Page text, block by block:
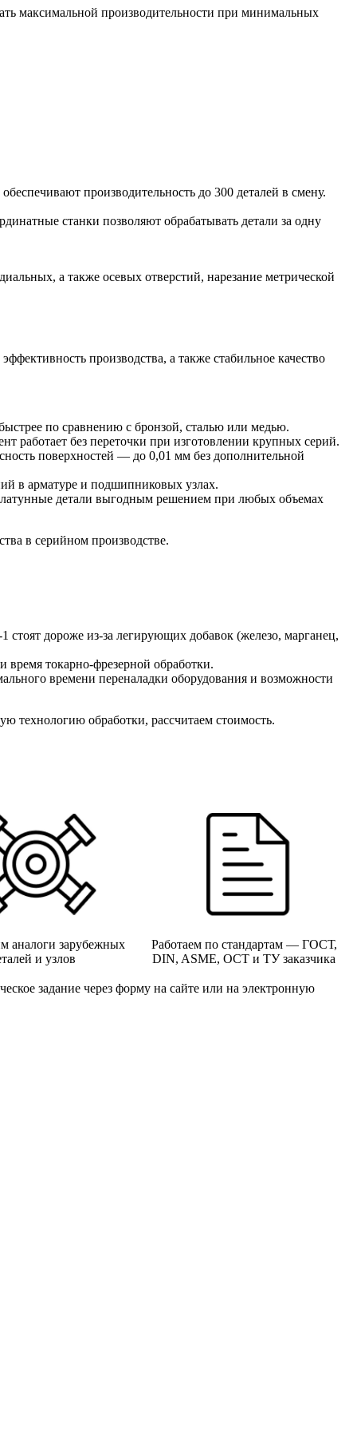
максимальной производительности при минимальных
производительность до 300 деталей в смену.
станки позволяют обрабатывать детали за одну
а также осевых отверстий, нарезание метрической
производства, а также стабильное качество
по сравнению с бронзой, сталью или медью.
работает без переточки при изготовлении крупных серий.
поверхностей — до 0,01 мм без дополнительной
в арматуре и подшипниковых узлах.
детали выгодным решением при любых объемах
в серийном производстве.
дороже из-за легирующих добавок (железо, марганец,
токарно-фрезерной обработки.
времени переналадки оборудования и возможности
технологию обработки, рассчитаем стоимость.
аналоги зарубежных
и узлов
Работаем по стандартам — ГОСТ,
DIN, ASME, ОСТ и ТУ заказчика
задание через форму на сайте или на электронную